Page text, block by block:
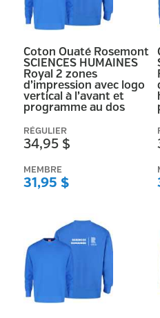
Coton Ouaté Rosemont
SCIENCES HUMAINES
Royal 2 zones
d’impression avec logo
vertical à l’avant et
programme au dos
RÉGULIER
34,95 $
MEMBRE
31,95 $